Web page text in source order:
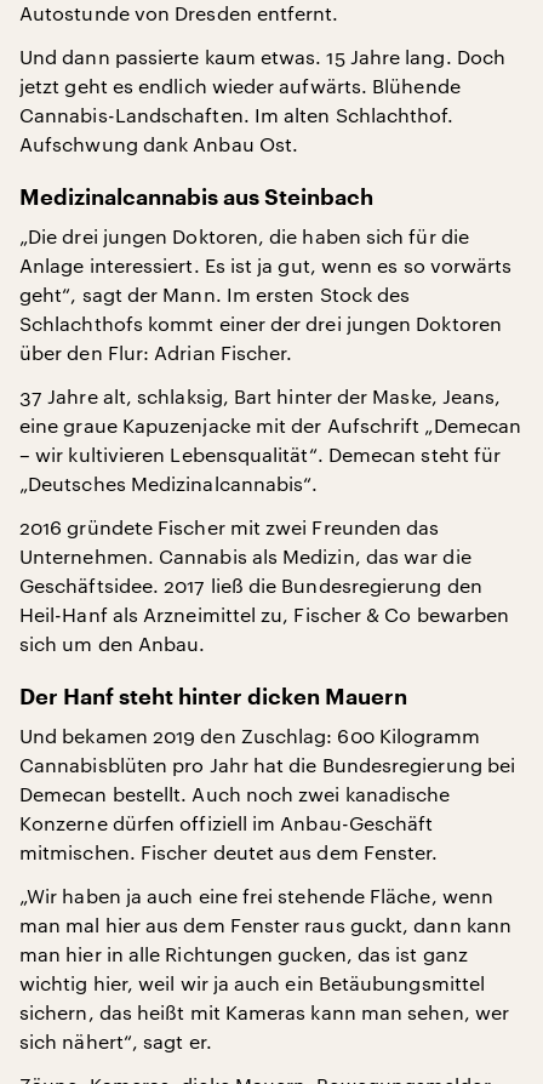
Autostunde von Dresden entfernt.
Und dann passierte kaum etwas. 15 Jahre lang. Doch
jetzt geht es endlich wieder aufwärts. Blühende
Cannabis-Landschaften. Im alten Schlachthof.
Aufschwung dank Anbau Ost.
Medizinalcannabis aus Steinbach
„Die drei jungen Doktoren, die haben sich für die
Anlage interessiert. Es ist ja gut, wenn es so vorwärts
geht“, sagt der Mann. Im ersten Stock des
Schlachthofs kommt einer der drei jungen Doktoren
über den Flur: Adrian Fischer.
37 Jahre alt, schlaksig, Bart hinter der Maske, Jeans,
eine graue Kapuzenjacke mit der Aufschrift „Demecan
– wir kultivieren Lebensqualität“. Demecan steht für
„Deutsches Medizinalcannabis“.
2016 gründete Fischer mit zwei Freunden das
Unternehmen. Cannabis als Medizin, das war die
Geschäftsidee. 2017 ließ die Bundesregierung den
Heil-Hanf als Arzneimittel zu, Fischer & Co bewarben
sich um den Anbau.
Der Hanf steht hinter dicken Mauern
Und bekamen 2019 den Zuschlag: 600 Kilogramm
Cannabisblüten pro Jahr hat die Bundesregierung bei
Demecan bestellt. Auch noch zwei kanadische
Konzerne dürfen offiziell im Anbau-Geschäft
mitmischen. Fischer deutet aus dem Fenster.
„Wir haben ja auch eine frei stehende Fläche, wenn
man mal hier aus dem Fenster raus guckt, dann kann
man hier in alle Richtungen gucken, das ist ganz
wichtig hier, weil wir ja auch ein Betäubungsmittel
sichern, das heißt mit Kameras kann man sehen, wer
sich nähert“, sagt er.